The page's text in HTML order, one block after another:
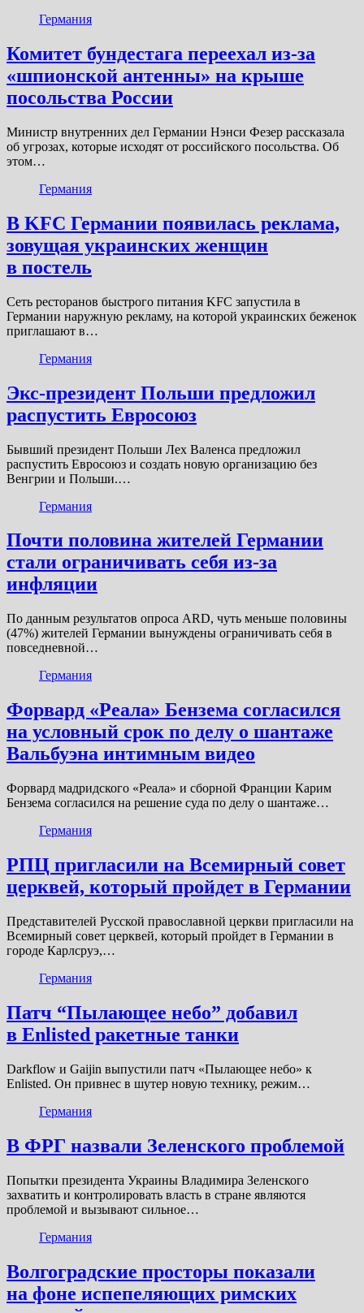
Германия
Комитет бундестага переехал из-за
«шпионской антенны» на крыше
посольства России
Министр внутренних дел Германии Нэнси Фезер рассказала
об угрозах, которые исходят от российского посольства. Об
этом…
Германия
В KFC Германии появилась реклама,
зовущая украинских женщин
в постель
Сеть ресторанов быстрого питания KFC запустила в
Германии наружную рекламу, на которой украинских беженок
приглашают в…
Германия
Экс-президент Польши предложил
распустить Евросоюз
Бывший президент Польши Лех Валенса предложил
распустить Евросоюз и создать новую организацию без
Венгрии и Польши.…
Германия
Почти половина жителей Германии
стали ограничивать себя из-за
инфляции
По данным результатов опроса ARD, чуть меньше половины
(47%) жителей Германии вынуждены ограничивать себя в
повседневной…
Германия
Форвард «Реала» Бензема согласился
на условный срок по делу о шантаже
Вальбуэна интимным видео
Форвард мадридского «Реала» и сборной Франции Карим
Бензема согласился на решение суда по делу о шантаже…
Германия
РПЦ пригласили на Всемирный совет
церквей, который пройдет в Германии
Представителей Русской православной церкви пригласили на
Всемирный совет церквей, который пройдет в Германии в
городе Карлсруэ,…
Германия
Патч “Пылающее небо” добавил
в Enlisted ракетные танки
Darkflow и Gaijin выпустили патч «Пылающее небо» к
Enlisted. Он привнес в шутер новую технику, режим…
Германия
В ФРГ назвали Зеленского проблемой
Попытки президента Украины Владимира Зеленского
захватить и контролировать власть в стране являются
проблемой и вызывают сильное…
Германия
Волгоградские просторы показали
на фоне испепеляющих римских